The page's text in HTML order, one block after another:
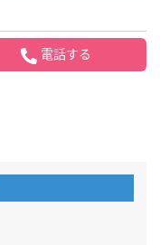
電話する